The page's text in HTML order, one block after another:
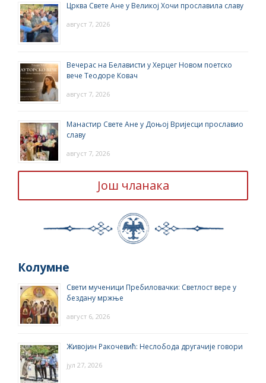
Црква Свете Ане у Великој Хочи прославила славу
август 7, 2026
Вечерас на Белависти у Херцег Новом поетско
вече Теодоре Ковач
август 7, 2026
Манастир Свете Ане у Доњој Вријесци прославио
славу
август 7, 2026
Још чланака
Колумне
Свети мученици Пребиловачки: Светлост вере у
бездану мржње
август 6, 2026
Живојин Ракочевић: Неслобода другачије говори
јул 27, 2026